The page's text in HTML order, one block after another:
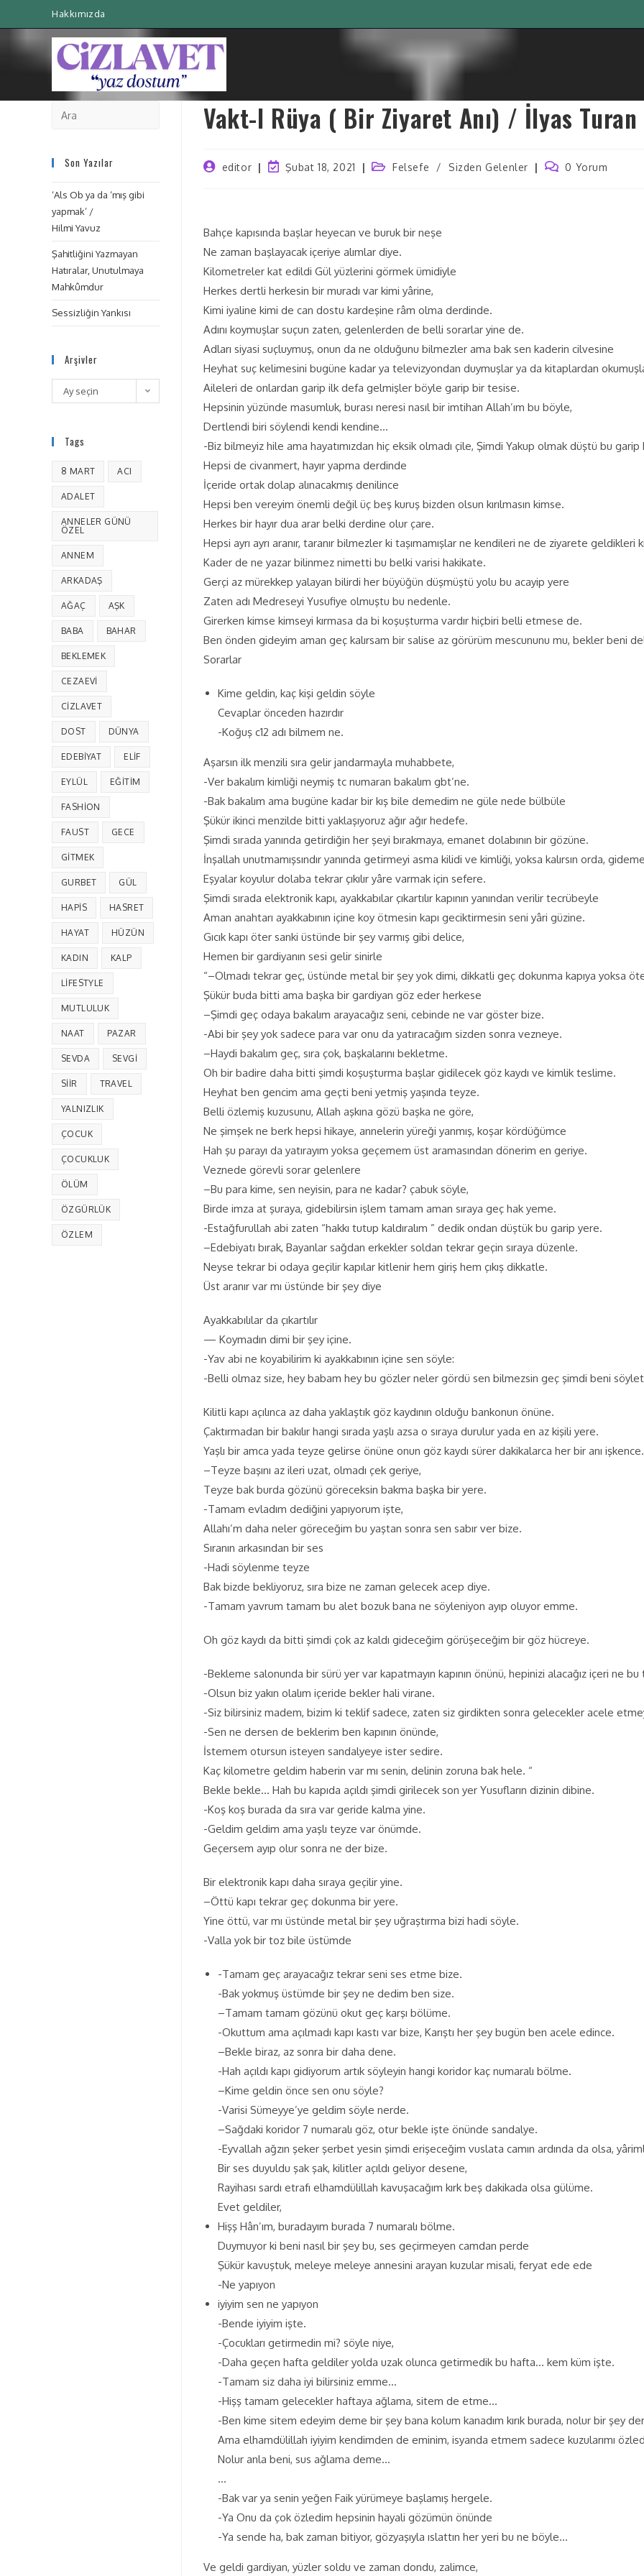
Hakkımızda
Vakt-I Rüya ( Bir Ziyaret Anı) / İlyas Turan
editor Şubat 18, 2021 Felsefe / Sizden Gelenler 0 Yorum
Bahçe kapısında başlar heyecan ve buruk bir neşe
Ne zaman başlayacak içeriye alımlar diye.
Kilometreler kat edildi Gül yüzlerini görmek ümidiyle
Herkes dertli herkesin bir muradı var kimi yârine,
Kimi iyaline kimi de can dostu kardeşine râm olma derdinde.
Adını koymuşlar suçun zaten, gelenlerden de belli sorarlar yine de.
Adları siyasi suçluymuş, onun da ne olduğunu bilmezler ama bak sen kaderin cilvesine
Heyhat suç kelimesini bugüne kadar ya televizyondan duymuşlar ya da kitaplardan
Aileleri de onlardan garip ilk defa gelmişler böyle garip bir tesise.
Hepsinin yüzünde masumluk, burası neresi nasıl bir imtihan Allah’ım bu böyle,
Dertlendi biri söylendi kendi kendine…
-Biz bilmeyiz hile ama hayatımızdan hiç eksik olmadı çile, Şimdi Yakup olmak düştü bu
Hepsi de civanmert, hayır yapma derdinde
İçeride ortak dolap alınacakmış denilince
Hepsi ben vereyim önemli değil üç beş kuruş bizden olsun kırılmasın kimse.
Herkes bir hayır dua arar belki derdine olur çare.
Hepsi ayrı ayrı aranır, taranır bilmezler ki taşımamışlar ne kendileri ne de ziyarete
Kader de ne yazar bilinmez nimetti bu belki varisi hakikate.
Gerçi az mürekkep yalayan bilirdi her büyüğün düşmüştü yolu bu acayip yere
Zaten adı Medreseyi Yusufiye olmuştu bu nedenle.
Girerken kimse kimseyi kırmasa da bi koşuşturma vardır hiçbiri belli etmese de.
Ben önden gideyim aman geç kalırsam bir salise az görürüm mescununu mu, bekler beni
Sorarlar
Kime geldin, kaç kişi geldin söyle
Cevaplar önceden hazırdır
-Koğuş c12 adı bilmem ne.
Aşarsın ilk menzili sıra gelir jandarmayla muhabbete,
-Ver bakalım kimliği neymiş tc numaran bakalım gbt’ne.
-Bak bakalım ama bugüne kadar bir kış bile demedim ne güle nede bülbüle
Şükür ikinci menzilde bitti yaklaşıyoruz ağır ağır hedefe.
Şimdi sırada yanında getirdiğin her şeyi bırakmaya, emanet dolabının bir gözüne.
İnşallah unutmamışsındır yanında getirmeyi asma kilidi ve kimliği, yoksa kalırsın orda,
Eşyalar koyulur dolaba tekrar çıkılır yâre varmak için sefere.
Şimdi sırada elektronik kapı, ayakkabılar çıkartılır kapının yanından verilir tecrübeyle
Aman anahtarı ayakkabının içine koy ötmesin kapı geciktirmesin seni yâri güzine.
Gıcık kapı öter sanki üstünde bir şey varmış gibi delice,
Hemen bir gardiyanın sesi gelir sinirle
“–Olmadı tekrar geç, üstünde metal bir şey yok dimi, dikkatli geç dokunma kapıya yoksa
Şükür buda bitti ama başka bir gardiyan göz eder herkese
–Şimdi geç odaya bakalım arayacağız seni, cebinde ne var göster bize.
-Abi bir şey yok sadece para var onu da yatıracağım sizden sonra vezneye.
–Haydi bakalım geç, sıra çok, başkalarını bekletme.
Oh bir badire daha bitti şimdi koşuşturma başlar gidilecek göz kaydı ve kimlik teslime.
Heyhat ben gencim ama geçti beni yetmiş yaşında teyze.
Belli özlemiş kuzusunu, Allah aşkına gözü başka ne göre,
Ne şimşek ne berk hepsi hikaye, annelerin yüreği yanmış, koşar kördüğümce
Hah şu parayı da yatırayım yoksa geçemem üst aramasından dönerim en geriye.
Veznede görevli sorar gelenlere
–Bu para kime, sen neyisin, para ne kadar? çabuk söyle,
Birde imza at şuraya, gidebilirsin işlem tamam aman sıraya geç hak yeme.
-Estağfurullah abi zaten “hakkı tutup kaldıralım ” dedik ondan düştük bu garip yere.
–Edebiyatı bırak, Bayanlar sağdan erkekler soldan tekrar geçin sıraya düzenle.
Neyse tekrar bi odaya geçilir kapılar kitlenir hem giriş hem çıkış dikkatle.
Üst aranır var mı üstünde bir şey diye
Ayakkabılılar da çıkartılır
— Koymadın dimi bir şey içine.
-Yav abi ne koyabilirim ki ayakkabının içine sen söyle:
-Belli olmaz size, hey babam hey bu gözler neler gördü sen bilmezsin geç şimdi beni
Kilitli kapı açılınca az daha yaklaştık göz kaydının olduğu bankonun önüne.
Çaktırmadan bir bakılır hangi sırada yaşlı azsa o sıraya durulur yada en az kişili yere.
Yaşlı bir amca yada teyze gelirse önüne onun göz kaydı sürer dakikalarca her bir anı işkence.
–Teyze başını az ileri uzat, olmadı çek geriye,
Teyze bak burda gözünü göreceksin bakma başka bir yere.
-Tamam evladım dediğini yapıyorum işte,
Allahı’m daha neler göreceğim bu yaştan sonra sen sabır ver bize.
Sıranın arkasından bir ses
-Hadi söylenme teyze
Bak bizde bekliyoruz, sıra bize ne zaman gelecek acep diye.
-Tamam yavrum tamam bu alet bozuk bana ne söyleniyon ayıp oluyor emme.
Oh göz kaydı da bitti şimdi çok az kaldı gideceğim görüşeceğim bir göz hücreye.
-Bekleme salonunda bir sürü yer var kapatmayın kapının önünü, hepinizi alacağız içeri ne
-Olsun biz yakın olalım içeride bekler hali virane.
-Siz bilirsiniz madem, bizim ki teklif sadece, zaten siz girdikten sonra gelecekler acele
-Sen ne dersen de beklerim ben kapının önünde,
İstemem otursun isteyen sandalyeye ister sedire.
Kaç kilometre geldim haberin var mı senin, delinin zoruna bak hele. “
Bekle bekle… Hah bu kapıda açıldı şimdi girilecek son yer Yusufların dizinin dibine.
-Koş koş burada da sıra var geride kalma yine.
-Geldim geldim ama yaşlı teyze var önümde.
Geçersem ayıp olur sonra ne der bize.
Bir elektronik kapı daha sıraya geçilir yine.
–Öttü kapı tekrar geç dokunma bir yere.
Yine öttü, var mı üstünde metal bir şey uğraştırma bizi hadi söyle.
-Valla yok bir toz bile üstümde
-Tamam geç arayacağız tekrar seni ses etme bize.
-Bak yokmuş üstümde bir şey ne dedim ben size.
–Tamam tamam gözünü okut geç karşı bölüme.
-Okuttum ama açılmadı kapı kastı var bize, Karıştı her şey bugün ben acele edince.
–Bekle biraz, az sonra bir daha dene.
-Hah açıldı kapı gidiyorum artık söyleyin hangi koridor kaç numaralı bölme.
–Kime geldin önce sen onu söyle?
-Varisi Sümeyye’ye geldim söyle nerde.
–Sağdaki koridor 7 numaralı göz, otur bekle işte önünde sandalye.
-Eyvallah ağzın şeker şerbet yesin şimdi erişeceğim vuslata camın ardında da olsa,
Bir ses duyuldu şak şak, kilitler açıldı geliyor desene,
Rayihası sardı etrafı elhamdülillah kavuşacağım kırk beş dakikada olsa gülüme.
Evet geldiler,
Hişş Hân’ım, buradayım burada 7 numaralı bölme.
Duymuyor ki beni nasıl bir şey bu, ses geçirmeyen camdan perde
Şükür kavuştuk, meleye meleye annesini arayan kuzular misali, feryat ede ede
-Ne yapıyon
iyiyim sen ne yapıyon
-Bende iyiyim işte.
-Çocukları getirmedin mi? söyle niye,
-Daha geçen hafta geldiler yolda uzak olunca getirmedik bu hafta… kem küm işte.
-Tamam siz daha iyi bilirsiniz emme…
-Hişş tamam gelecekler haftaya ağlama, sitem de etme…
-Ben kime sitem edeyim deme bir şey bana kolum kanadım kırık burada, nolur bir şey
Ama elhamdülillah iyiyim kendimden de eminim, isyanda etmem sadece kuzularımı
Nolur anla beni, sus ağlama deme…
…
-Bak var ya senin yeğen Faik yürümeye başlamış hergele.
-Ya Onu da çok özledim hepsinin hayali gözümün önünde
-Ya sende ha, bak zaman bitiyor, gözyaşıyla ıslattın her yeri bu ne böyle…
Ve geldi gardiyan, yüzler soldu ve zaman dondu, zalimce,
Son Yazılar
‘Als Ob ya da ‘mış gibi
yapmak’ /
Hilmi Yavuz
Şahitliğini Yazmayan
Hatıralar, Unutulmaya
Mahkûmdur
Sessizliğin Yankısı
Arşivler
Ay seçin
Tags
8 MART ACI
ADALET
ANNELER GÜNÜ
ÖZEL
ANNEM
ARKADAŞ
AĞAÇ AŞK
BABA BAHAR
BEKLEMEK
CEZAEVI
CIZLAVET
DOST DÜNYA
EDEBIYAT ELIF
EYLÜL EĞITIM
FASHION
FAUST GECE
GITMEK
GURBET GÜL
HAPIS HASRET
HAYAT HÜZÜN
KADIN KALP
LIFESTYLE
MUTLULUK
NAAT PAZAR
SEVDA SEVGI
SIIR TRAVEL
YALNIZLIK
ÇOCUK
ÇOCUKLUK
ÖLÜM
ÖZGÜRLÜK
ÖZLEM